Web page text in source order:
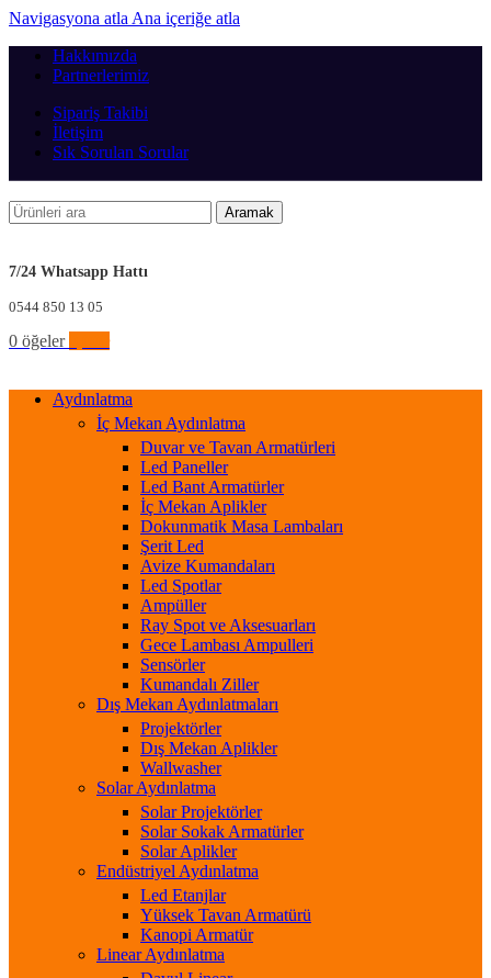
Navigasyona atla Ana içeriğe atla
Hakkımızda
Partnerlerimiz
Sipariş Takibi
İletişim
Sık Sorulan Sorular
Aramak
7/24 Whatsapp Hattı
0544 850 13 05
0 öğeler
Aydınlatma
İç Mekan Aydınlatma
Duvar ve Tavan Armatürleri
Led Paneller
Led Bant Armatürler
İç Mekan Aplikler
Dokunmatik Masa Lambaları
Şerit Led
Avize Kumandaları
Led Spotlar
Ampüller
Ray Spot ve Aksesuarları
Gece Lambası Ampulleri
Sensörler
Kumandalı Ziller
Dış Mekan Aydınlatmaları
Projektörler
Dış Mekan Aplikler
Wallwasher
Solar Aydınlatma
Solar Projektörler
Solar Sokak Armatürler
Solar Aplikler
Endüstriyel Aydınlatma
Led Etanjlar
Yüksek Tavan Armatürü
Kanopi Armatür
Linear Aydınlatma